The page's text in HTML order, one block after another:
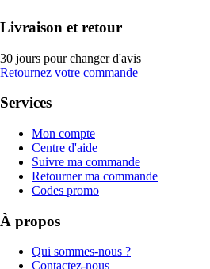
Livraison et retour
30 jours pour changer d'avis
Retournez votre commande
Services
Mon compte
Centre d'aide
Suivre ma commande
Retourner ma commande
Codes promo
À propos
Qui sommes-nous ?
Contactez-nous